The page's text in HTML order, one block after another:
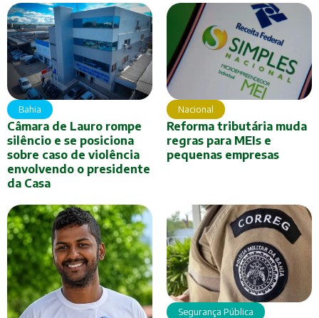
Bahia
Câmara de Lauro rompe
silêncio e se posiciona
sobre caso de violência
envolvendo o presidente
da Casa
Nacional
Reforma tributária muda
regras para MEIs e
pequenas empresas
Segurança Pública